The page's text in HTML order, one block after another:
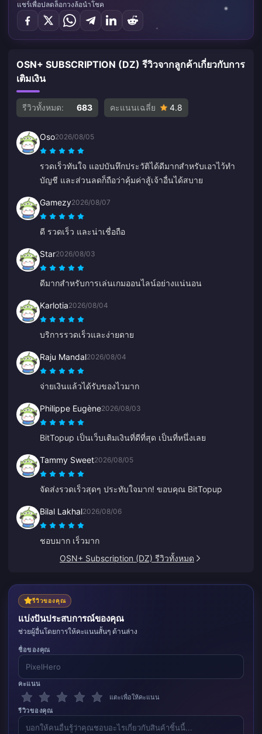
แชร์เพื่อปลดล็อกวงล้อนำโชค
OSN+ SUBSCRIPTION (DZ) รีวิวจากลูกค้าเกี่ยวกับการ
เติมเงิน
รีวิวทั้งหมด: 683 คะแนนเฉลี่ย 4.8
Oso2026/08/05
รวดเร็วทันใจ แอปบันทึกประวัติได้ดีมากสำหรับเอาไว้ทำ
บัญชี และส่วนลดก็ถือว่าคุ้มค่าสู้เจ้าอื่นได้สบาย
Gamezy2026/08/07
ดี รวดเร็ว และน่าเชื่อถือ
Star2026/08/03
ดีมากสำหรับการเล่นเกมออนไลน์อย่างแน่นอน
Karlotia2026/08/04
บริการรวดเร็วและง่ายดาย
Raju Mandal2026/08/04
จ่ายเงินแล้วได้รับของไวมาก
Philippe Eugène2026/08/03
BitTopup เป็นเว็บเติมเงินที่ดีที่สุด เป็นที่หนึ่งเลย
Tammy Sweet2026/08/05
จัดส่งรวดเร็วสุดๆ ประทับใจมาก! ขอบคุณ BitTopup
Bilal Lakhal2026/08/06
ชอบมาก เร็วมาก
OSN+ Subscription (DZ) รีวิวทั้งหมด
รีวิวของคุณ
แบ่งปันประสบการณ์ของคุณ
ช่วยผู้อื่นโดยการให้คะแนนสั้นๆ ด้านล่าง
ชื่อของคุณ
คะแนน
แตะเพื่อให้คะแนน
รีวิวของคุณ